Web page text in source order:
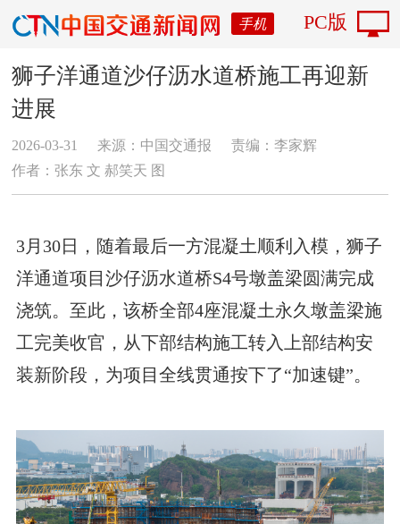
手机 PC版
狮子洋通道沙仔沥水道桥施工再迎新
进展
2026-03-31 来源：中国交通报
责编：李家辉
作者：张东 文 郝笑天 图
3月30日，随着最后一方混凝土顺利入模，狮子
洋通道项目沙仔沥水道桥S4号墩盖梁圆满完成
浇筑。至此，该桥全部4座混凝土永久墩盖梁施
工完美收官，从下部结构施工转入上部结构安
装新阶段，为项目全线贯通按下了“加速键”。